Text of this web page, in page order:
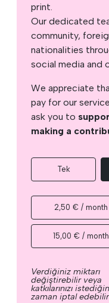
print.
Our dedicated
community,
nationalities
social media and
We appreciate
pay for our
ask you to
making a
Tek
2,50 € / month
15,00 € / month
Verdiğiniz miktarı
değiştirebilir veya
katkılarınızı
zaman iptal